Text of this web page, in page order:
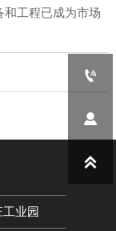
和工程已成为市场
业园


